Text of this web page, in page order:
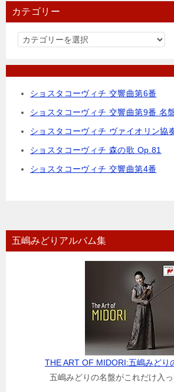
カテゴリー
カ
ゴ
ー
ショスタコーヴィチ 交響曲第6番
ショスタコーヴィチ 交響曲第9番 名
ショスタコーヴィチ ヴァイオリン協
ショスタコーヴィチ 森の歌 Op.81
ショスタコーヴィチ 交響曲第4番
五嶋みどりアルバム集
THE ART OF MIDORI:五嶋みどり
五嶋みどりの名盤がこれだけ入